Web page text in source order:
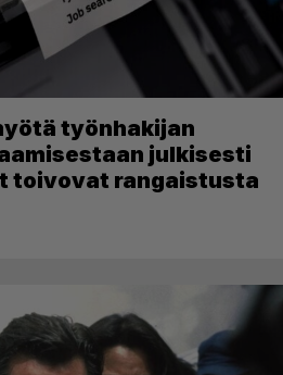
työnhakijan
julkisesti
toivovat rangaistusta